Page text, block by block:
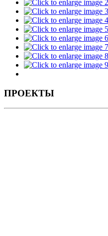
ПРОЕКТЫ